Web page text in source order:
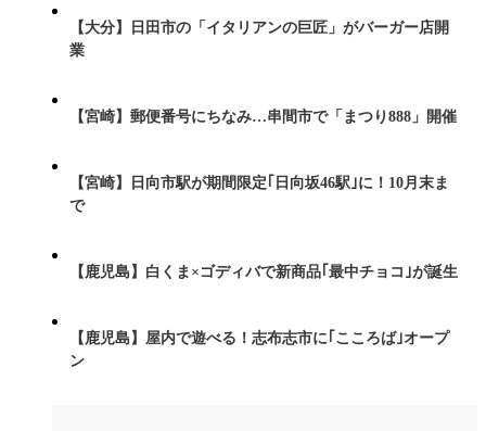
【大分】日田市の「イタリアンの巨匠」がバーガー店開
業
【宮崎】郵便番号にちなみ…串間市で「まつり888」開催
【宮崎】日向市駅が期間限定｢日向坂46駅｣に！10月末ま
で
【鹿児島】白くま×ゴディバで新商品｢最中チョコ｣が誕生
【鹿児島】屋内で遊べる！志布志市に｢こころば｣オープ
ン